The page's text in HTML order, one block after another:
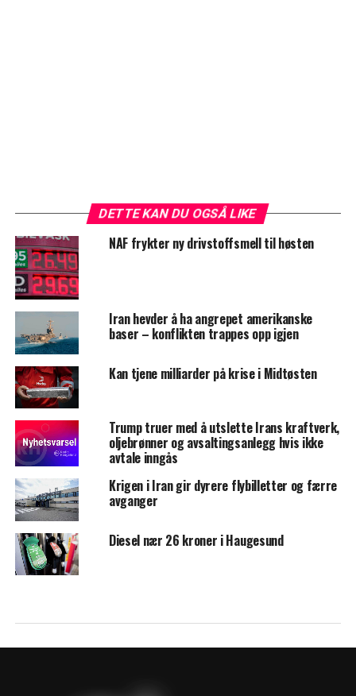
DETTE KAN DU OGSÅ LIKE
NAF frykter ny drivstoffsmell til høsten
Iran hevder å ha angrepet amerikanske
baser – konflikten trappes opp igjen
Kan tjene milliarder på krise i Midtøsten
Trump truer med å utslette Irans kraftverk,
oljebrønner og avsaltingsanlegg hvis ikke
avtale inngås
Krigen i Iran gir dyrere flybilletter og færre
avganger
Diesel nær 26 kroner i Haugesund